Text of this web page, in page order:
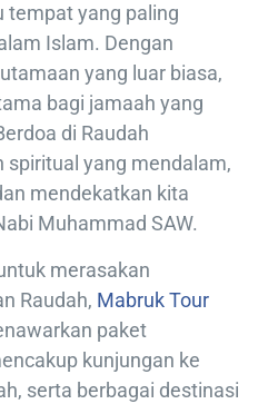
tempat yang paling
Islam. Dengan
yang luar biasa,
bagi jamaah yang
di Raudah
yang mendalam,
mendekatkan kita
Muhammad SAW.
merasakan
Raudah, Mabruk Tour
paket
kunjungan ke
serta berbagai destinasi